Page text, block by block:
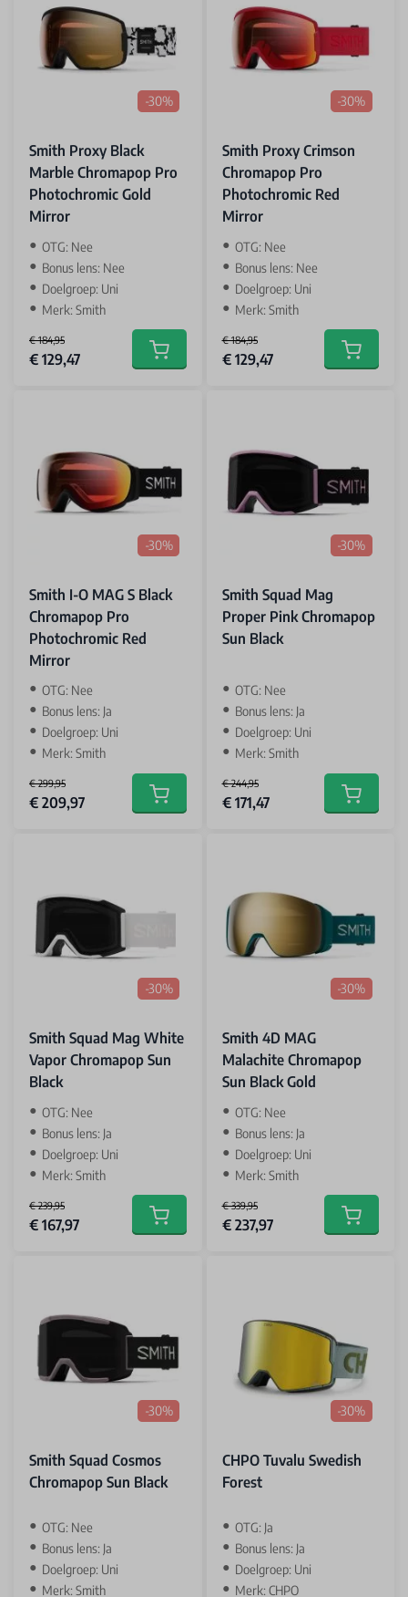
-30%
Smith Proxy Black
Marble Chromapop Pro
Photochromic Gold
Mirror
OTG: Nee
Bonus lens: Nee
Doelgroep: Uni
Merk: Smith
€ 184,95
Special Price
€ 129,47 Add to cart
-30%
Smith Proxy Crimson
Chromapop Pro
Photochromic Red
Mirror
OTG: Nee
Bonus lens: Nee
Doelgroep: Uni
Merk: Smith
€ 184,95
Special Price
€ 129,47 Add to
-30%
Smith I-O MAG S Black
Chromapop Pro
Photochromic Red
Mirror
OTG: Nee
Bonus lens: Ja
Doelgroep: Uni
Merk: Smith
€ 299,95
Special Price
€ 209,97 Add to cart
-30%
Smith Squad Mag
Proper Pink Chromapop
Sun Black
OTG: Nee
Bonus lens: Ja
Doelgroep: Uni
Merk: Smith
€ 244,95
Special Price
€ 171,47 Add to
-30%
Smith Squad Mag White
Vapor Chromapop Sun
Black
OTG: Nee
Bonus lens: Ja
Doelgroep: Uni
Merk: Smith
€ 239,95
Special Price
€ 167,97 Add to cart
-30%
Smith 4D MAG
Malachite Chromapop
Sun Black Gold
OTG: Nee
Bonus lens: Ja
Doelgroep: Uni
Merk: Smith
€ 339,95
Special Price
€ 237,97 Add to
-30%
Smith Squad Cosmos
Chromapop Sun Black
OTG: Nee
Bonus lens: Ja
Doelgroep: Uni
Merk: Smith
-30%
CHPO Tuvalu Swedish
Forest
OTG: Ja
Bonus lens: Ja
Doelgroep: Uni
Merk: CHPO